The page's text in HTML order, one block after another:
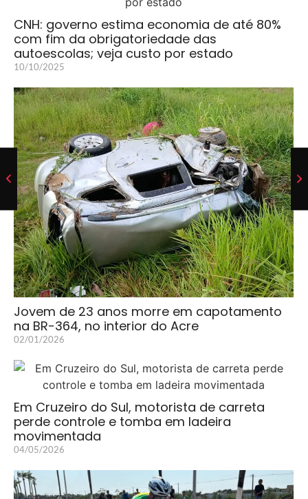
CNH: governo estima economia de até 80%
com fim da obrigatoriedade das
autoescolas; veja custo por estado
10/10/2025
Jovem de 23 anos morre em capotamento
na BR-364, no interior do Acre
02/01/2026
Em Cruzeiro do Sul, motorista de carreta
perde controle e tomba em ladeira
movimentada
04/05/2026